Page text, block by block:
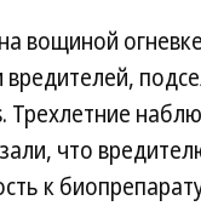
вощиной
что
к